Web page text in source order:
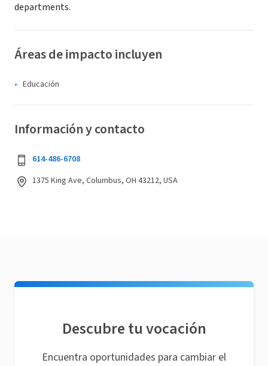
departments.
Áreas de impacto incluyen
Educación
Información y contacto
614-486-6708
1375 King Ave, Columbus, OH 43212, USA
Descubre tu vocación
Encuentra oportunidades para cambiar el